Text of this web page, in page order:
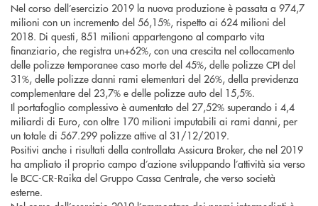
Nel corso dell’esercizio 2019 la nuova produzione è passata a 974,7
milioni con un incremento del 56,15%, rispetto ai 624 milioni del
2018. Di questi, 851 milioni appartengono al comparto vita
finanziario, che registra un+62%, con una crescita nel collocamento
delle polizze temporanee caso morte del 45%, delle polizze CPI del
31%, delle polizze danni rami elementari del 26%, della previdenza
complementare del 23,7% e delle polizze auto del 15,5%.
Il portafoglio complessivo è aumentato del 27,52% superando i 4,4
miliardi di Euro, con oltre 170 milioni imputabili ai rami danni, per
un totale di 567.299 polizze attive al 31/12/2019.
Positivi anche i risultati della controllata Assicura Broker, che nel 2019
ha ampliato il proprio campo d’azione sviluppando l’attività sia verso
le BCC-CR-Raika del Gruppo Cassa Centrale, che verso società
esterne.